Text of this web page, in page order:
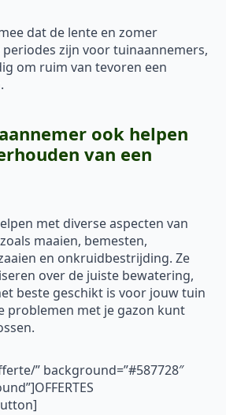
dat de lente en zomer
zijn voor tuinaannemers,
om ruim van tevoren een
ook helpen
van een
met diverse aspecten van
maaien, bemesten,
en onkruidbestrijding. Ze
over de juiste bewatering,
beste geschikt is voor jouw tuin
problemen met je gazon kunt
” background=”#587728″